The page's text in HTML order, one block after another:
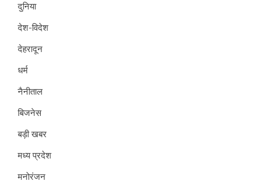
दुनिया
देश-विदेश
देहरादून
धर्म
नैनीताल
बिजनेस
बड़ी खबर
मध्य प्रदेश
मनोरंजन